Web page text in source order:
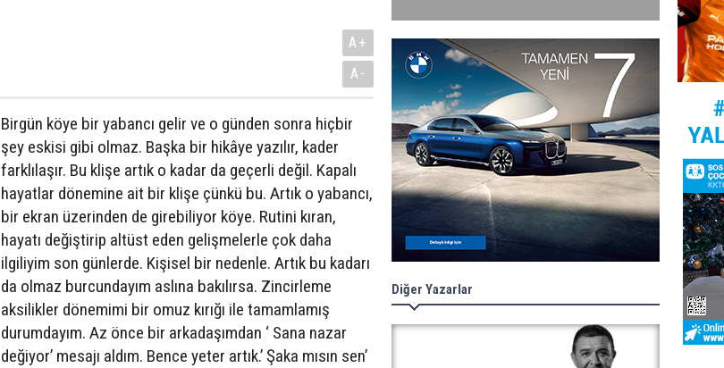
A+
A-
Birgün köye bir yabancı gelir ve o günden sonra hiçbir
şey eskisi gibi olmaz. Başka bir hikâye yazılır, kader
farklılaşır. Bu klişe artık o kadar da geçerli değil. Kapalı
hayatlar dönemine ait bir klişe çünkü bu. Artık o yabancı,
bir ekran üzerinden de girebiliyor köye. Rutini kıran,
hayatı değiştirip altüst eden gelişmelerle çok daha
ilgiliyim son günlerde. Kişisel bir nedenle. Artık bu kadarı
da olmaz burcundayım aslına bakılırsa. Zincirleme
aksilikler dönemimi bir omuz kırığı ile tamamlamış
durumdayım. Az önce bir arkadaşımdan ‘ Sana nazar
değiyor’ mesajı aldım. Bence yeter artık.’ Şaka mısın sen’
Diğer Yazarlar